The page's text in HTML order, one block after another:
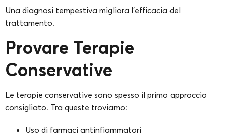
Una diagnosi tempestiva migliora l’efficacia del
trattamento.
Provare Terapie
Conservative
Le terapie conservative sono spesso il primo approccio
consigliato. Tra queste troviamo:
Uso di farmaci antinfiammatori